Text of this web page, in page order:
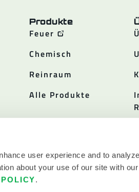
user experience and to
about your use of our site with
.
Produkte
Feuer
Chemisch
Reinraum
Alle Produkte